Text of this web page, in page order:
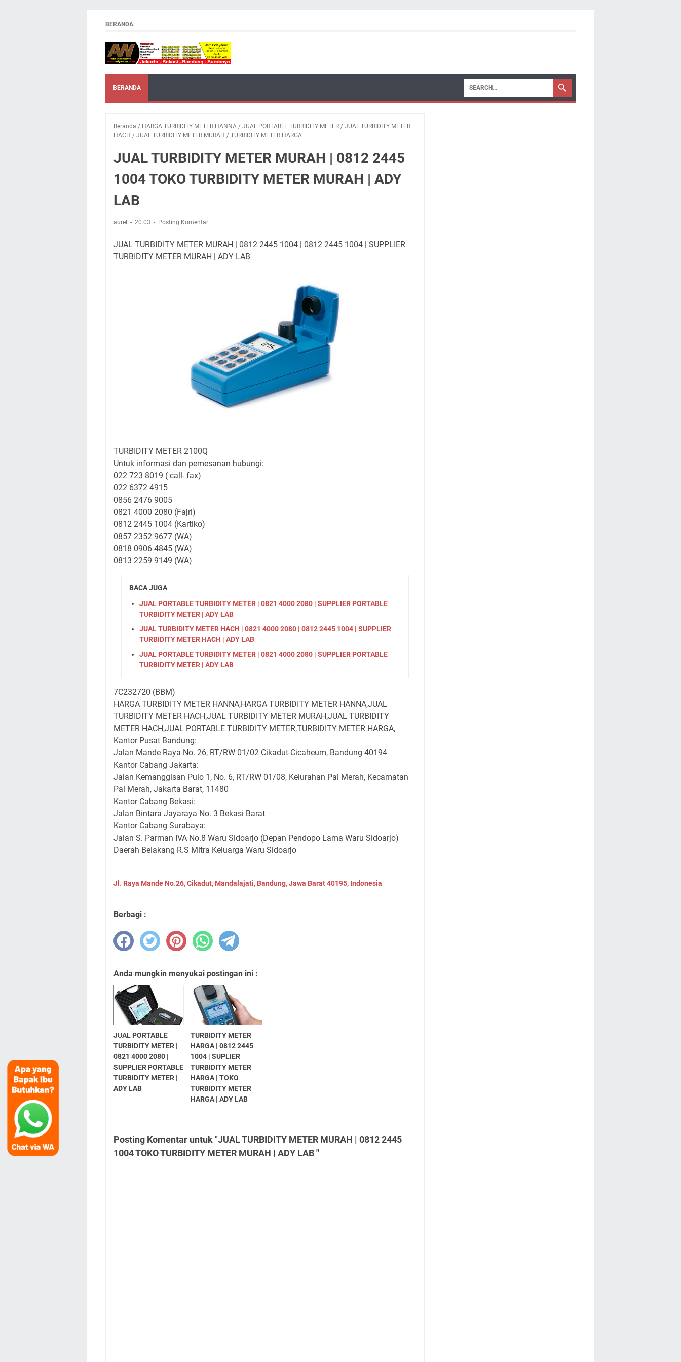
BERANDA
BERANDA
Beranda / HARGA TURBIDITY METER HANNA / JUAL PORTABLE TURBIDITY METER / JUAL TURBIDITY METER
HACH / JUAL TURBIDITY METER MURAH / TURBIDITY METER HARGA
JUAL TURBIDITY METER MURAH | 0812 2445
1004 TOKO TURBIDITY METER MURAH | ADY
LAB
aurel 20.03 Posting Komentar
JUAL TURBIDITY METER MURAH | 0812 2445 1004 | 0812 2445 1004 | SUPPLIER
TURBIDITY METER MURAH | ADY LAB
TURBIDITY METER 2100Q
Untuk informasi dan pemesanan hubungi:
022 723 8019 ( call- fax)
022 6372 4915
0856 2476 9005
0821 4000 2080 (Fajri)
0812 2445 1004 (Kartiko)
0857 2352 9677 (WA)
0818 0906 4845 (WA)
0813 2259 9149 (WA)
BACA JUGA
JUAL PORTABLE TURBIDITY METER | 0821 4000 2080 | SUPPLIER PORTABLE
TURBIDITY METER | ADY LAB
JUAL TURBIDITY METER HACH | 0821 4000 2080 | 0812 2445 1004 | SUPPLIER
TURBIDITY METER HACH | ADY LAB
JUAL PORTABLE TURBIDITY METER | 0821 4000 2080 | SUPPLIER PORTABLE
TURBIDITY METER | ADY LAB
7C232720 (BBM)
HARGA TURBIDITY METER HANNA,HARGA TURBIDITY METER HANNA,JUAL
TURBIDITY METER HACH,JUAL TURBIDITY METER MURAH,JUAL TURBIDITY
METER HACH,JUAL PORTABLE TURBIDITY METER,TURBIDITY METER HARGA,
Kantor Pusat Bandung:
Jalan Mande Raya No. 26, RT/RW 01/02 Cikadut-Cicaheum, Bandung 40194
Kantor Cabang Jakarta:
Jalan Kemanggisan Pulo 1, No. 6, RT/RW 01/08, Kelurahan Pal Merah, Kecamatan
Pal Merah, Jakarta Barat, 11480
Kantor Cabang Bekasi:
Jalan Bintara Jayaraya No. 3 Bekasi Barat
Kantor Cabang Surabaya:
Jalan S. Parman IVA No.8 Waru Sidoarjo (Depan Pendopo Lama Waru Sidoarjo)
Daerah Belakang R.S Mitra Keluarga Waru Sidoarjo
Jl. Raya Mande No.26, Cikadut, Mandalajati, Bandung, Jawa Barat 40195, Indonesia
Berbagi :
Anda mungkin menyukai postingan ini :
JUAL PORTABLE
TURBIDITY METER |
0821 4000 2080 |
SUPPLIER PORTABLE
TURBIDITY METER |
ADY LAB
TURBIDITY METER
HARGA | 0812 2445
1004 | SUPLIER
TURBIDITY METER
HARGA | TOKO
TURBIDITY METER
HARGA | ADY LAB
Posting Komentar untuk "JUAL TURBIDITY METER MURAH | 0812 2445
1004 TOKO TURBIDITY METER MURAH | ADY LAB "